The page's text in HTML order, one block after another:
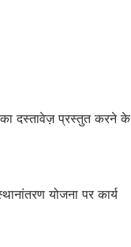
दस्तावेज़ प्रस्तुत करने के
योजना पर कार्य